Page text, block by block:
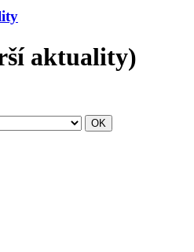
aktuality)